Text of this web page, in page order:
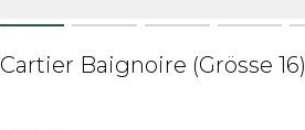
Cartier Baignoire (Grösse 16)